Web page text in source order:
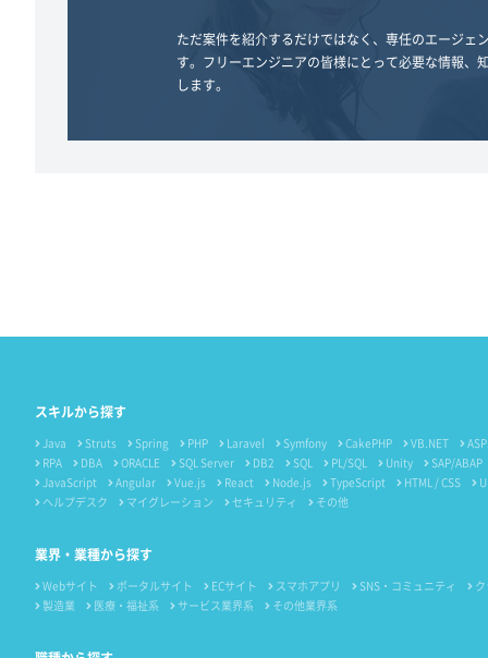
ただ案件を紹介するだけではなく、専任のエージェ
す。フリーエンジニアの皆様にとって必要な情報、
します。
スキルから探す
Java Struts Spring PHP Laravel Symfony CakePHP VB.NET
RPA
DBA ORACLE SQL Server DB2 SQL PL/SQL Unity
SAP/ABAP
JavaScript
Angular Vue.js React Node.js TypeScript HTML / CSS
ヘルプデスク
マイグレーション セキュリティ その他
業界・業種から探す
Webサイト ポータルサイト ECサイト スマホアプリ SNS・コミュニティ
製造業
医療・福祉系 サービス業界系 その他業界系